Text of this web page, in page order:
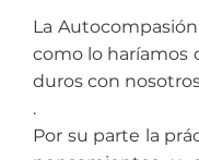
La
como lo haríamos
duros con
.
Por su parte la